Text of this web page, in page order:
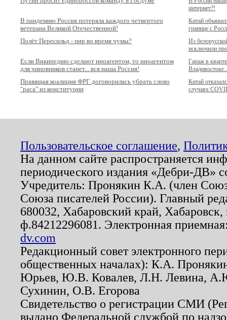
интернет?!
В пандемию Россия потеряла каждого четвертого
ветерана Великой Отечественной!
Китай
границе с
Полёт Пересильд - пир во время чумы?
Из
исключили
Если Википедию сделают иноагентом, то иноагентом
для чиновников станет... вся наша Россия!
Гараж в
Правящая коалиция ФРГ договорилась убрать слово
"раса" из конституции
Китай
случаях
Пользовательское соглашение,
На данном сайте распространяется
периодического издания «Дебри-ДВ»
Учредитель: Пронякин К.А. (член
Союза писателей России). Главный
680032, Хабаровский край,
ф.84212296081. Электронная
dv.com
Редакционный совет электронного
общественных началах): К.А.
Юрьев, Ю.В. Ковалев, Л.Н. Левина,
Сухинин, О.В. Егорова
Свидетельство о регистрации СМИ
выдано Федеральной службой по